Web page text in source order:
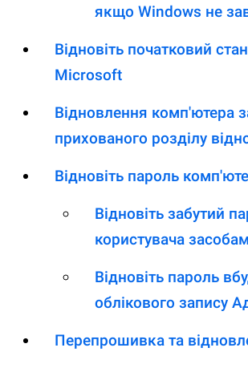
якщо Windows не
Відновіть початковий
Microsoft
Відновлення комп'ютера
прихованого розділу
Відновіть пароль
Відновіть забутий
користувача
Відновіть пароль
облікового запису
Перепрошивка та